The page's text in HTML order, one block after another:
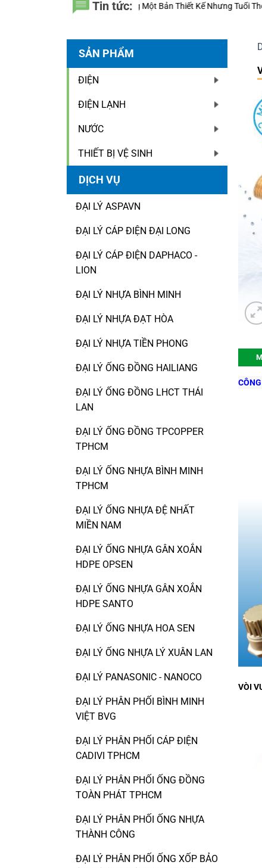
Tin tức:
Bản Thiết Kế Nhưng Tuổi Thọ Hệ Thống Đường Ống Lại Khác Nhau?
SẢN PHẨM
ĐIỆN
ĐIỆN LẠNH
NƯỚC
THIẾT BỊ VỆ SINH
DỊCH VỤ
ĐẠI LÝ ASPAVN
ĐẠI LÝ CÁP ĐIỆN ĐẠI LONG
ĐẠI LÝ CÁP ĐIỆN DAPHACO -
LION
ĐẠI LÝ NHỰA BÌNH MINH
ĐẠI LÝ NHỰA ĐẠT HÒA
ĐẠI LÝ NHỰA TIỀN PHONG
ĐẠI LÝ ỐNG ĐỒNG HAILIANG
ĐẠI LÝ ỐNG ĐỒNG LHCT THÁI
LAN
ĐẠI LÝ ỐNG ĐỒNG TPCOPPER
TPHCM
ĐẠI LÝ ỐNG NHỰA BÌNH MINH
TPHCM
ĐẠI LÝ ỐNG NHỰA ĐỆ NHẤT
MIỀN NAM
ĐẠI LÝ ỐNG NHỰA GÂN XOẮN
HDPE OPSEN
ĐẠI LÝ ỐNG NHỰA GÂN XOẮN
HDPE SANTO
ĐẠI LÝ ỐNG NHỰA HOA SEN
ĐẠI LÝ ỐNG NHỰA LÝ XUÂN LAN
ĐẠI LÝ PANASONIC - NANOCO
ĐẠI LÝ PHÂN PHỐI BÌNH MINH
VIỆT BVG
ĐẠI LÝ PHÂN PHỐI CÁP ĐIỆN
CADIVI TPHCM
ĐẠI LÝ PHÂN PHỐI ỐNG ĐỒNG
TOÀN PHÁT TPHCM
ĐẠI LÝ PHÂN PHỐI ỐNG NHỰA
THÀNH CÔNG
ĐẠI LÝ PHÂN PHỐI ỐNG XỐP BẢO
VÒI